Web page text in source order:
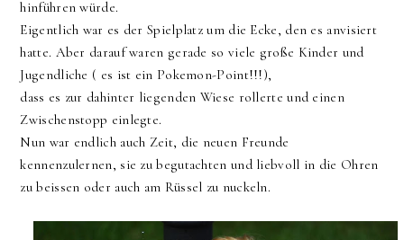
hinführen würde.
Eigentlich war es der Spielplatz um die Ecke, den es anvisiert
hatte. Aber darauf waren gerade so viele große Kinder und
Jugendliche ( es ist ein Pokemon-Point!!!),
dass es zur dahinter liegenden Wiese rollerte und einen
Zwischenstopp einlegte.
Nun war endlich auch Zeit, die neuen Freunde
kennenzulernen, sie zu begutachten und liebvoll in die Ohren
zu beissen oder auch am Rüssel zu nuckeln.